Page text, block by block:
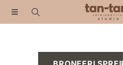
HÜPAKE SISUNI